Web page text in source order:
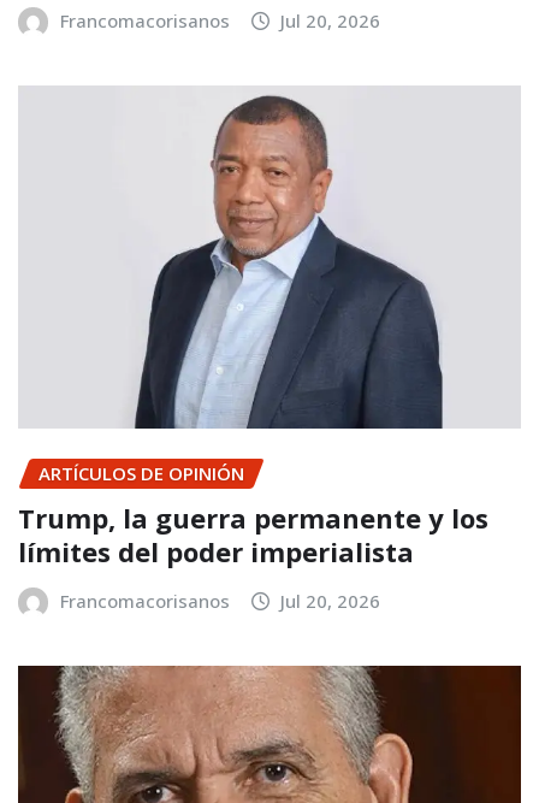
Francomacorisanos Jul 20, 2026
ARTÍCULOS DE OPINIÓN
Trump, la guerra permanente y los
límites del poder imperialista
Francomacorisanos Jul 20, 2026